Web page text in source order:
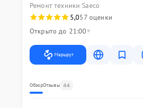
Ремонт техники Saeco
5,057 оценки
Открыто до 21:00
Маршрут
ОбзорОтзывы 44